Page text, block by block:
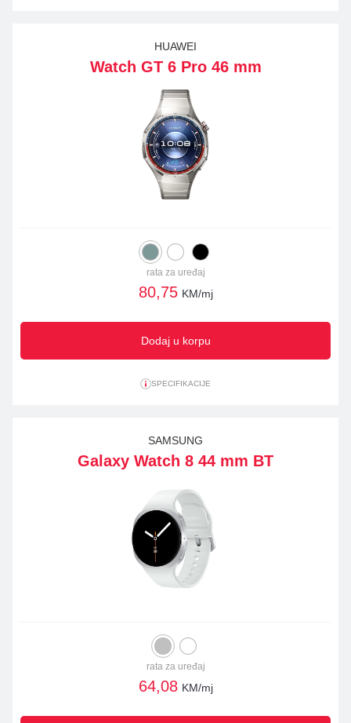
HUAWEI
Watch GT 6 Pro 46 mm
rata za uređaj
80,75 KM/mj
Dodaj u korpu
SPECIFIKACIJE
SAMSUNG
Galaxy Watch 8 44 mm BT
rata za uređaj
64,08 KM/mj